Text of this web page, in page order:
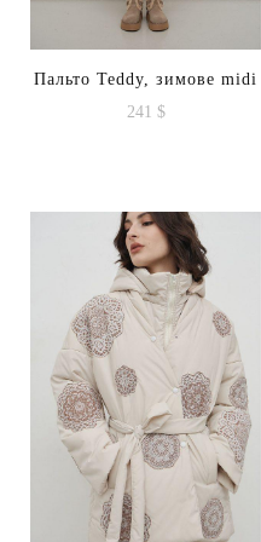
Пальто Teddy, зимове midi
241 $
має
кілька
варіантів.
Параметри
можна
вибрати
на
сторінці
товару